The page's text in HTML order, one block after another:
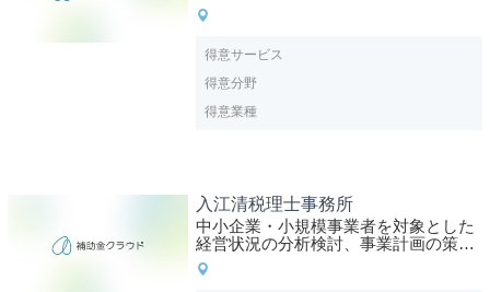
得意サービス
得意分野
得意業種
入江清税理士事務所
中小企業・小規模事業者を対象とした
経営状況の分析検討、事業計画の策定
支援・実行支援、経営改善など